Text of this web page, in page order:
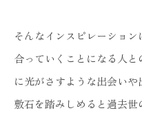
そんなインスピレーショ
合っていくことになる人
に光がさすような出会い
敷石を踏みしめると過去